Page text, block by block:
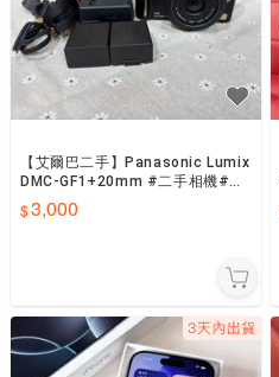
【艾爾巴二手】Panasonic Lumix
DMC-GF1+20mm #二手相機#日
文版#漢口店04408
3,000